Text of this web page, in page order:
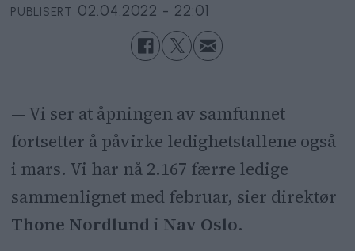
PUBLISERT 02.04.2022 - 22:01
— Vi ser at åpningen av samfunnet
fortsetter å påvirke ledighetstallene også
i mars. Vi har nå 2.167 færre ledige
sammenlignet med februar, sier direktør
Thone Nordlundi Nav Oslo.